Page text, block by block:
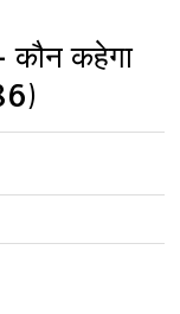
कौन कहेगा